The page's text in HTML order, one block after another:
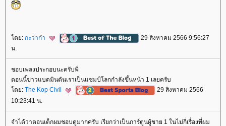
ดย: กะว่าก๋า
29 สิงหาคม 2566 9:56:27
น.
ชอบเพลงประกอบนะครับพี่
ตอนนี้ข่าวแบดมินตันเราเป็นแชมป์โลกกำลังขึ้นหน้า 1 เลยครับ
ดย: The Kop Civil
29 สิงหาคม 2566
10:23:41 น.
จำได้ว่าตอนเด็กผมชอบดูมากครับ เรียกว่าเป็นการ์ตูนผู้ชาย 1 ในไม่กี่เรื่องที่ผม